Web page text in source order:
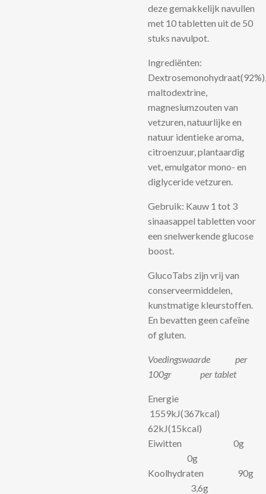
deze gemakkelijk navullen
met 10 tabletten uit de 50
stuks navulpot.
Ingrediënten:
Dextrosemonohydraat(92%),
maltodextrine,
magnesiumzouten van
vetzuren, natuurlijke en
natuur identieke aroma,
citroenzuur, plantaardig
vet, emulgator mono- en
diglyceride vetzuren.
Gebruik: Kauw 1 tot 3
sinaasappel tabletten voor
een snelwerkende glucose
boost.
GlucoTabs zijn vrij van
conserveermiddelen,
kunstmatige kleurstoffen.
En bevatten geen cafeïne
of gluten.
Voedingswaarde per
100gr per tablet
Energie
1559kJ(367kcal)
62kJ(15kcal)
Eiwitten 0g
0g
Koolhydraten 90g
3,6g